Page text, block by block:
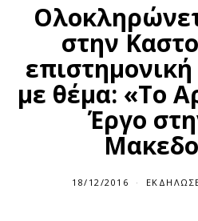
στην
με θέμα: «Το
Έργο
18/12/2016